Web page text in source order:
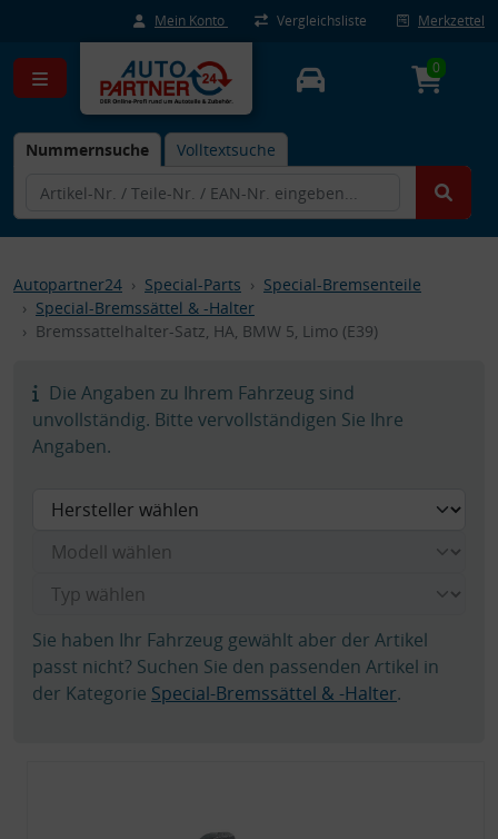
Mein Konto Vergleichsliste Merkzettel
Nummernsuche Volltextsuche
0
Autopartner24 Special-Parts
Special-Bremsenteile
Special-Bremssättel & -Halter
Bremssattelhalter-Satz, HA, BMW 5, Limo (E39)
Die Angaben zu Ihrem Fahrzeug sind
unvollständig. Bitte vervollständigen Sie Ihre
Angaben.
Sie haben Ihr Fahrzeug gewählt aber der Artikel
passt nicht? Suchen Sie den passenden Artikel in
der Kategorie Special-Bremssättel & -Halter.